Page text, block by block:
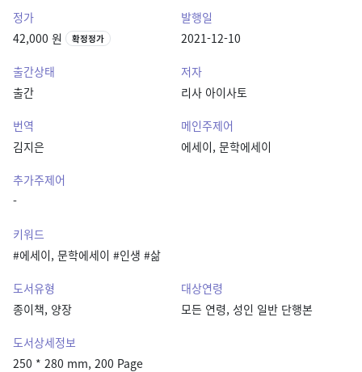
정가
42,000 원
확정정가
발행일
2021-12-10
출간상태
출간
저자
리사 아이사토
번역
김지은
메인주제어
에세이, 문학에세이
추가주제어
-
키워드
#에세이, 문학에세이 #인생 #삶
도서유형
종이책, 양장
대상연령
모든 연령, 성인 일반 단행본
도서상세정보
250 * 280 mm, 200 Page